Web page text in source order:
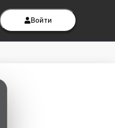
Войти